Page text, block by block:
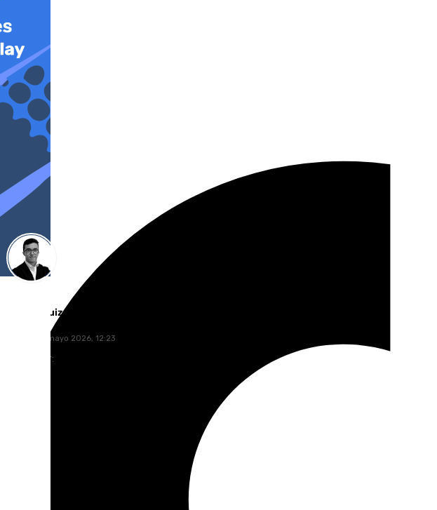
Chema Ruiz
martes, 12 mayo 2026, 12:23
Compartir: